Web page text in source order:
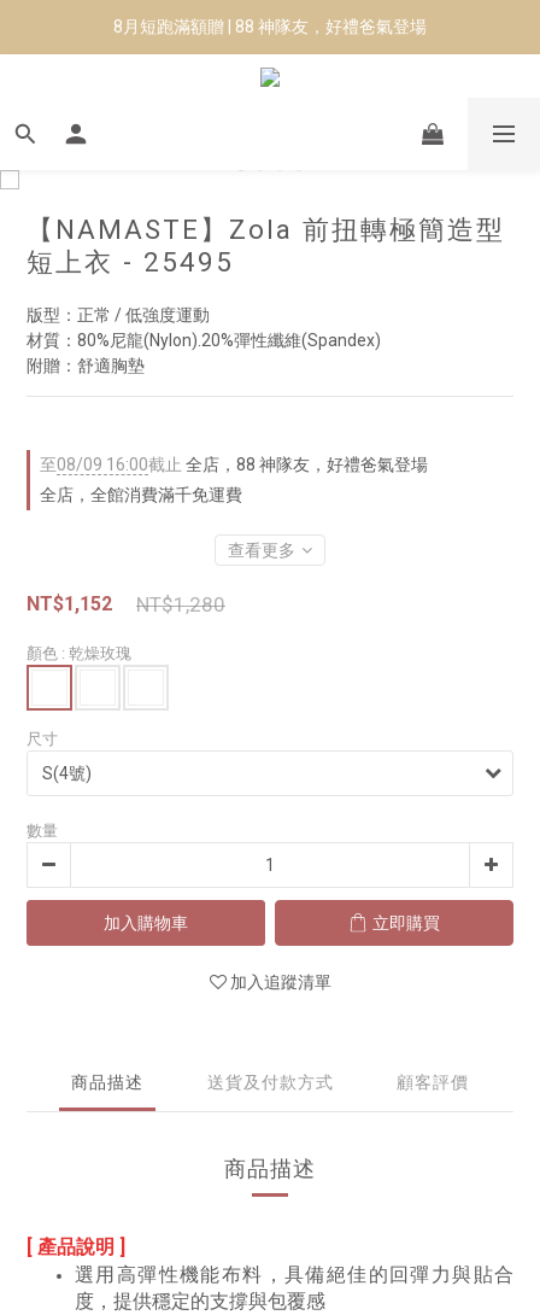
8月短跑滿額贈 | 88 神隊友，好禮爸氣登場
8月短跑滿額贈 | 88 神隊友，好禮爸氣登場
✨CURARING-韓國多功能深層按摩環｜新品預購88折！✨
Manduka-跟著青蛙去旅行｜快閃第二站-台南
【NAMASTE】Zola 前扭轉極簡造型
短上衣 - 25495
版型：正常 / 低強度運動
材質：80%尼龍(Nylon).20%彈性纖維(Spandex)
附贈：舒適胸墊
至08/09 16:00截止 全店，88 神隊友，好禮爸氣登場
全店，全館消費滿千免運費
查看更多
NT$1,152 NT$1,280
顏色 : 乾燥玫瑰
尺寸
數量
加入購物車 立即購買
加入追蹤清單
商品描述 送貨及付款方式 顧客評價
商品描述
[ 產品說明 ]
選用高彈性機能布料，具備絕佳的回彈力與貼合
度，提供穩定的支撐與包覆感